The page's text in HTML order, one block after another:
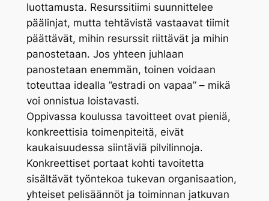
luottamusta. Resurssitiimi suunnittelee
päälinjat, mutta tehtävistä vastaavat tiimit
päättävät, mihin resurssit riittävät ja mihin
panostetaan. Jos yhteen juhlaan
panostetaan enemmän, toinen voidaan
toteuttaa idealla ”estradi on vapaa” – mikä
voi onnistua loistavasti.
Oppivassa koulussa tavoitteet ovat pieniä,
konkreettisia toimenpiteitä, eivät
kaukaisuudessa siintäviä pilvilinnoja.
Konkreettiset portaat kohti tavoitetta
sisältävät työntekoa tukevan organisaation,
yhteiset pelisäännöt ja toiminnan jatkuvan